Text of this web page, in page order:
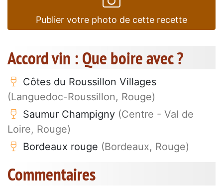
Publier votre photo de cette recette
Accord vin : Que boire avec ?
Côtes du Roussillon Villages
(Languedoc-Roussillon, Rouge)
Saumur Champigny (Centre - Val de
Loire, Rouge)
Bordeaux rouge (Bordeaux, Rouge)
Commentaires